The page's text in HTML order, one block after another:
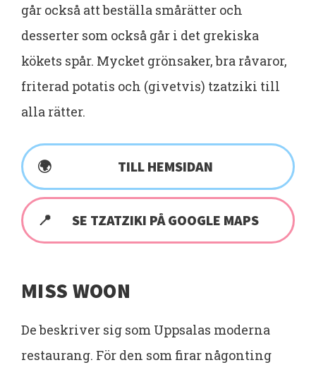
går också att beställa smårätter och
desserter som också går i det grekiska
kökets spår. Mycket grönsaker, bra råvaror,
friterad potatis och (givetvis) tzatziki till
alla rätter.
TILL HEMSIDAN
SE TZATZIKI PÅ GOOGLE MAPS
MISS WOON
De beskriver sig som Uppsalas moderna
restaurang. För den som firar någonting